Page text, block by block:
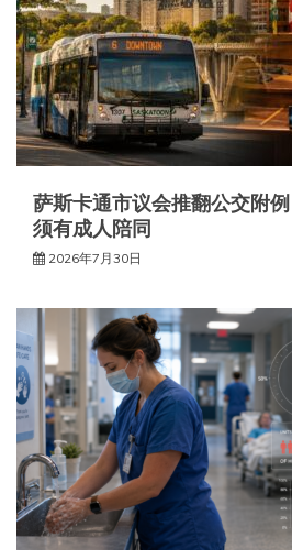
萨斯卡通市议会推翻公交附
须有成人陪同
2026年7月30日